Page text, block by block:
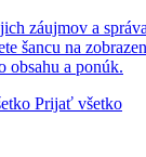
záujmov a
šancu na
obsahu a ponúk.
Prijať všetko